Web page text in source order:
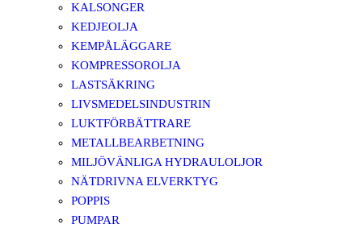
KALSONGER
KEDJEOLJA
KEMPÅLÄGGARE
KOMPRESSOROLJA
LASTSÄKRING
LIVSMEDELSINDUSTRIN
LUKTFÖRBÄTTRARE
METALLBEARBETNING
MILJÖVÄNLIGA HYDRAULOLJOR
NÄTDRIVNA ELVERKTYG
POPPIS
PUMPAR